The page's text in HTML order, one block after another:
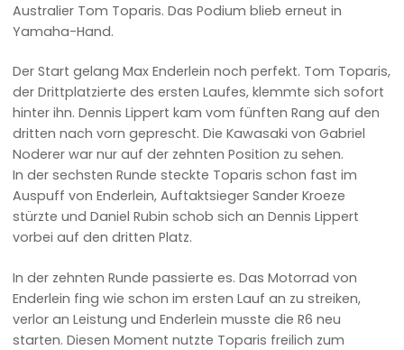
Australier Tom Toparis. Das Podium blieb erneut in
Yamaha-Hand.
Der Start gelang Max Enderlein noch perfekt. Tom Toparis,
der Drittplatzierte des ersten Laufes, klemmte sich sofort
hinter ihn. Dennis Lippert kam vom fünften Rang auf den
dritten nach vorn geprescht. Die Kawasaki von Gabriel
Noderer war nur auf der zehnten Position zu sehen.
In der sechsten Runde steckte Toparis schon fast im
Auspuff von Enderlein, Auftaktsieger Sander Kroeze
stürzte und Daniel Rubin schob sich an Dennis Lippert
vorbei auf den dritten Platz.
In der zehnten Runde passierte es. Das Motorrad von
Enderlein fing wie schon im ersten Lauf an zu streiken,
verlor an Leistung und Enderlein musste die R6 neu
starten. Diesen Moment nutzte Toparis freilich zum